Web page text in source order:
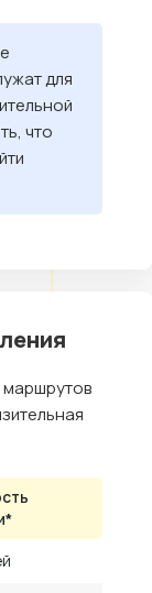
для
что